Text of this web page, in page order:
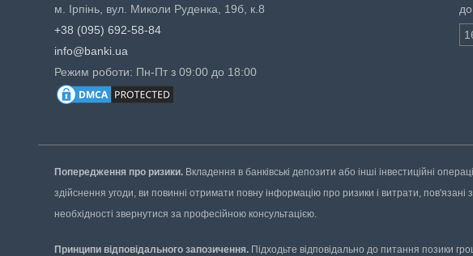
м. Ірпінь, вул. Миколи Руденка, 19б, к.8
+38 (095) 692-58-84
info@banki.ua
Режим роботи: Пн-Пт з 09:00 до 18:00
Попередження про ризики. Вкладення в банківські депозити або інші інвестиційні
здійснення угоди, ви повинні отримати повну інформацію про ризики і витрати, пов'язані
необхідності звернутися за професійною консультацією.
Принципи відповідального запозичення. Підходьте відповідально до питання позики